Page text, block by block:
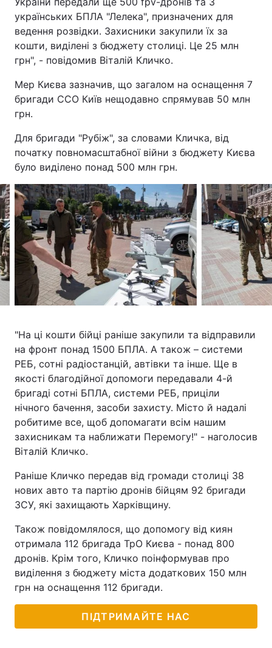
українських БПЛА "Лелека", призначених для
ведення розвідки. Захисники закупили їх за
кошти, виділені з бюджету столиці. Це 25 млн
грн", - повідомив Віталій Кличко.
Мер Києва зазначив, що загалом на оснащення 7
бригади ССО Київ нещодавно спрямував 50 млн
грн.
Для бригади "Рубіж", за словами Кличка, від
початку повномасштабної війни з бюджету Києва
було виділено понад 500 млн грн.
"На ці кошти бійці раніше закупили та відправили
на фронт понад 1500 БПЛА. А також – системи
РЕБ, сотні радіостанцій, автівки та інше. Ще в
якості благодійної допомоги передавали 4-й
бригаді сотні БПЛА, системи РЕБ, приціли
нічного бачення, засоби захисту. Місто й надалі
робитиме все, щоб допомагати всім нашим
захисникам та наближати Перемогу!" - наголосив
Віталій Кличко.
Раніше Кличко передав від громади столиці 38
нових авто та партію дронів бійцям 92 бригади
ЗСУ, які захищають Харківщину.
Також повідомлялося, що допомогу від киян
отримала 112 бригада ТрО Києва - понад 800
дронів. Крім того, Кличко поінформував про
виділення з бюджету міста додаткових 150 млн
грн на оснащення 112 бригади.
ПІДТРИМАЙТЕ НАС